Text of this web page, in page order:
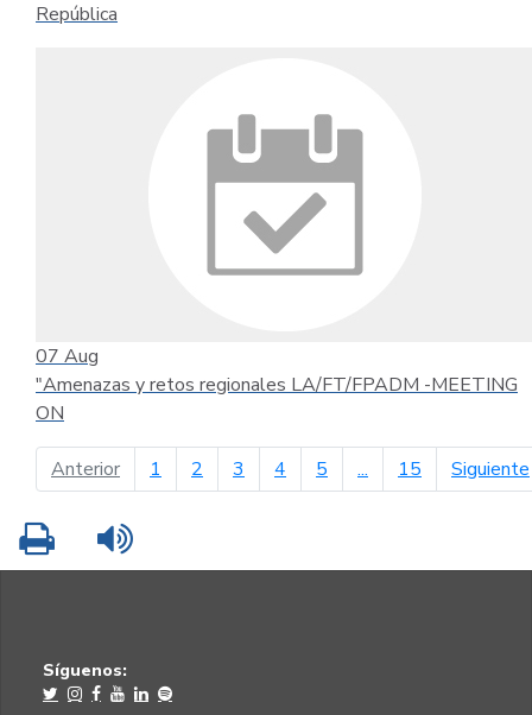
República
07 Aug
"Amenazas y retos regionales LA/FT/FPADM -MEETING
ON
Anteriorpágina anterior
1 2 3 4 5 ... 15 Siguiente
Imprimir
Síguenos: